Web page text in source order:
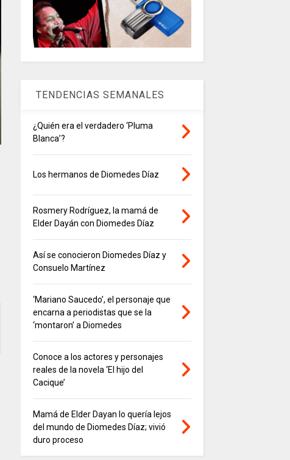
TENDENCIAS SEMANALES
¿Quién era el verdadero ‘Pluma
Blanca’?
Los hermanos de Diomedes Díaz
Rosmery Rodríguez, la mamá de
Elder Dayán con Diomedes Díaz
Así se conocieron Diomedes Díaz y
Consuelo Martínez
‘Mariano Saucedo’, el personaje que
encarna a periodistas que se la
‘montaron’ a Diomedes
Conoce a los actores y personajes
reales de la novela ‘El hijo del
Cacique’
Mamá de Elder Dayan lo quería lejos
del mundo de Diomedes Díaz; vivió
duro proceso